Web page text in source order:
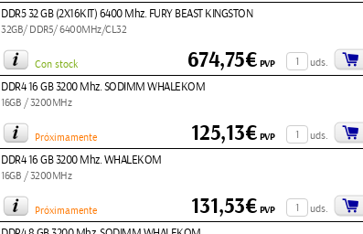
DDR5 32 GB (2X16KIT) 6400 Mhz. FURY BEAST KINGSTON
32GB/ DDR5/ 6400MHz/CL32
Con stock uds.
674,75€PVP
DDR4 16 GB 3200 Mhz. SODIMM WHALEKOM
16GB / 3200MHz
Próximamente uds.
125,13€PVP
DDR4 16 GB 3200 Mhz. WHALEKOM
16GB / 3200MHz
Próximamente uds.
131,53€PVP